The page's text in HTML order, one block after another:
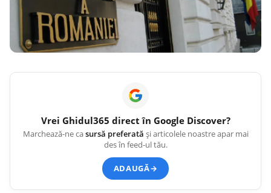
Vrei Ghidul365 direct în Google Discover?
Marchează-ne casursă preferată și articolele noastre apar mai
des în feed-ul tău.
ADAUGĂ→